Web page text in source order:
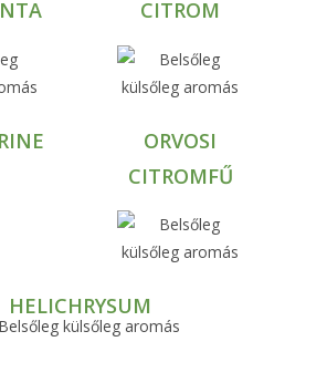
CITROM
ORVOSI
CITROMFŰ
HELICHRYSUM